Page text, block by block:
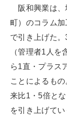
阪和興業は、
町）のコラム
で引き上げた
（管理者1人
ら1直・プラス
ことによるも
来比1・5倍と
を引き上げてい